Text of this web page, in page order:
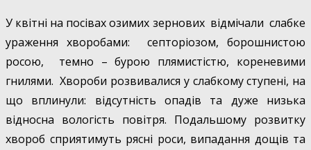
У квітні на посівах озимих зернових відмічали слабке
ураження хворобами: септоріозом, борошнистою
росою, темно – бурою плямистістю, кореневими
гнилями. Хвороби розвивалися у слабкому ступені, на
що вплинули: відсутність опадів та дуже низька
відносна вологість повітря. Подальшому розвитку
хвороб сприятимуть рясні роси, випадання дощів та